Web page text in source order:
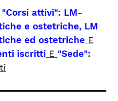
"Corsi attivi": LM-
e ostetriche, LM
ed ostetriche E
iscritti E "Sede":